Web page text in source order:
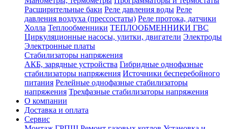
Расширительные баки Реле давления воды Реле
давления воздуха (прессостаты) Реле протока, датчики
Холла Теплообменники ТЕПЛООБМЕННИКИ ГВС
Циркуляционные насосы, улитки, двигатели Электроды
Электронные платы
Стабилизаторы напряжения
АКБ, зарядные устройства Гибридные однофазные
стабилизаторы напряжения Источники бесперебойного
питания Релейные однофазные стабилизаторы
напряжения Трехфазные стабилизаторы напряжения
О компании
Доставка и оплата
Сервис